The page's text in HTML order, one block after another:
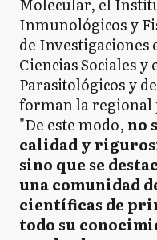
Molecular, el
Inmunológicos y
de Investigaciones
Ciencias Sociales
Parasitológicos y
forman la regional
"De este modo, no
calidad y
sino que se
una comunidad
científicas de
todo su